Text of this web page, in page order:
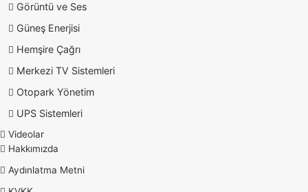
Görüntü ve Ses
Güneş Enerjisi
Hemşire Çağrı
Merkezi TV Sistemleri
Otopark Yönetim
UPS Sistemleri
Videolar
Hakkımızda
Aydınlatma Metni